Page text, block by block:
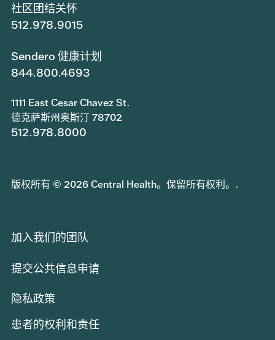
社区团结关怀
512.978.9015
Sendero 健康计划
844.800.4693
1111 East Cesar Chavez St.
德克萨斯州奥斯汀 78702
512.978.8000
版权所有 © 2026 Central Health。保留所有权利。.
加入我们的团队
提交公共信息申请
隐私政策
患者的权利和责任